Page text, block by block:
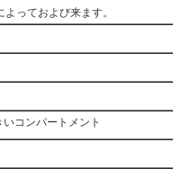
っておよび来ます。
コンパートメント